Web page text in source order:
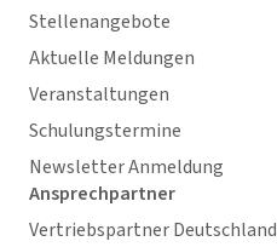
Stellenangebote
Aktuelle Meldungen
Veranstaltungen
Schulungstermine
Newsletter Anmeldung
Ansprechpartner
Vertriebspartner Deutschland